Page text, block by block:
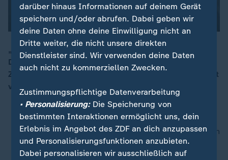
00:15
„Es bestand wohl eine große Einigkeit – auch bei
Donald Trump“, so ZDF-Korrespondentin Diana
Zimmermann vom G7-Gipfel in Evian. Der US-Präsident
versucht, seine alten Partnerschaften zu erneuern.
nach oben
darüber hinaus Informationen auf deinem Gerät
speichern und/oder abrufen. Dabei geben wir
deine Daten ohne deine Einwilligung nicht an
Dritte weiter, die nicht unsere direkten
Dienstleister sind. Wir verwenden deine Daten
auch nicht zu kommerziellen Zwecken.
Zustimmungspflichtige Datenverarbeitung
• Personalisierung:Die Speicherung von
bestimmten Interaktionen ermöglicht uns, dein
Erlebnis im Angebot des ZDF an dich anzupassen
und Personalisierungsfunktionen anzubieten.
Dabei personalisieren wir ausschließlich auf